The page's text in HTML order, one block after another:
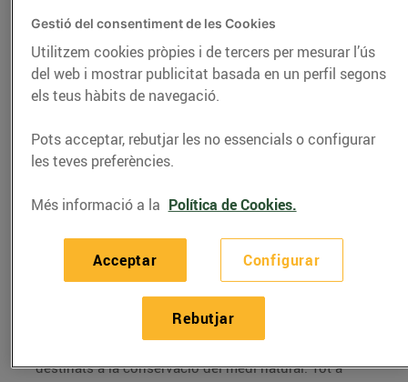
Cunit
Sol comercial per la construcció de dues naus de
2.800 i 3.000 metres quadrats. És un conjunt
parcel·la de més de 9.000 metres quadrats destinats a
estació de servei, usos comercials i de restauració.
Dins d’aquest conjunt comercial també es compta
amb una parcel·la hotelera i una de residencial així
com una zona verda de 7.500 metres quadrats
destinats a la conservació del medi natural. Tot a
Gestió del consentiment de les Cookies
Utilitzem cookies pròpies i de tercers per mesurar l’ús
del web i mostrar publicitat basada en un perfil segons
els teus hàbits de navegació.
Pots acceptar, rebutjar les no essencials o configurar
les teves preferències.
Més informació a la Política de Cookies.
Configurar
Rebutjar
Acceptar